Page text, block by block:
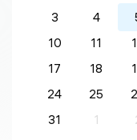
3
4
10
11
17
18
24
25
31
1